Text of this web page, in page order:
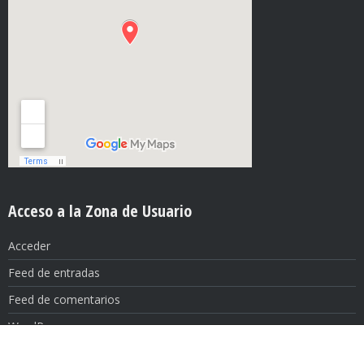
Acceso a la Zona de Usuario
Acceder
Feed de entradas
Feed de comentarios
WordPress.org